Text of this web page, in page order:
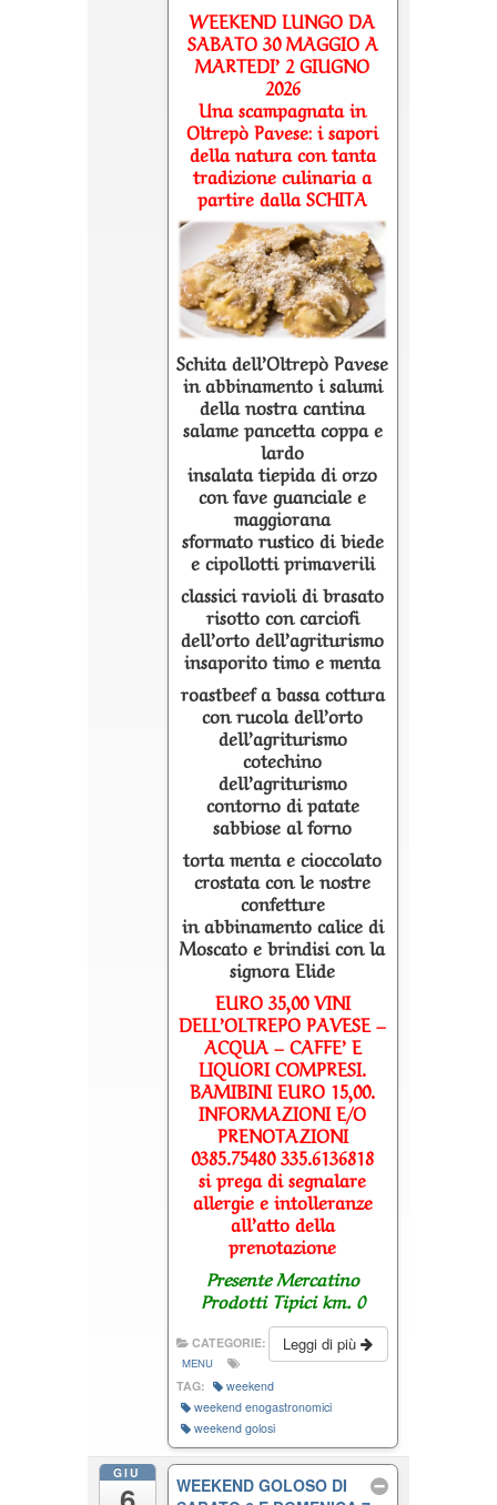
WEEKEND LUNGO DA
SABATO 30 MAGGIO A
MARTEDI’ 2 GIUGNO
2026
Una scampagnata in
Oltrepò Pavese: i sapori
della natura con tanta
tradizione culinaria a
partire dalla SCHITA
Schita dell’Oltrepò Pavese
in abbinamento i salumi
della nostra cantina
salame pancetta coppa e
lardo
insalata tiepida di orzo
con fave guanciale e
maggiorana
sformato rustico di biede
e cipollotti primaverili
classici ravioli di brasato
risotto con carciofi
dell’orto dell’agriturismo
insaporito timo e menta
roastbeef a bassa cottura
con rucola dell’orto
dell’agriturismo
cotechino
dell’agriturismo
contorno di patate
sabbiose al forno
torta menta e cioccolato
crostata con le nostre
confetture
in abbinamento calice di
Moscato e brindisi con la
signora Elide
EURO 35,00 VINI
DELL’OLTREPO PAVESE –
ACQUA – CAFFE’ E
LIQUORI COMPRESI.
BAMIBINI EURO 15,00.
INFORMAZIONI E/O
PRENOTAZIONI
0385.75480 335.6136818
si prega di segnalare
allergie e intolleranze
all’atto della
prenotazione
Presente Mercatino
Prodotti Tipici km. 0
Leggi di più
CATEGORIE:
MENU
TAG:
weekend
weekend enogastronomici
weekend golosi
GIU
WEEKEND GOLOSO DI